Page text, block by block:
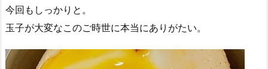
今回もしっかりと。
玉子が大変なこのご時世に本当にありがたい。